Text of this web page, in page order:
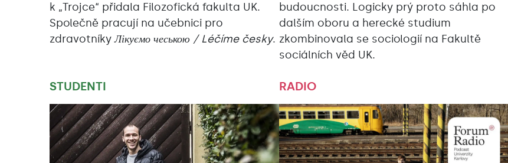
k „Trojce“ přidala Filozofická fakulta UK.
Společně pracují na učebnici pro
zdravotníkyЛікуємо чеською / Léčíme česky.
budoucnosti. Logicky prý proto sáhla po
dalším oboru a herecké studium
zkombinovala se sociologií na Fakultě
sociálních věd UK.
STUDENTI RADIO